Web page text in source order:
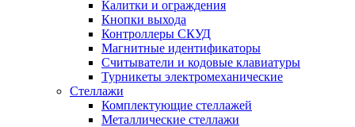
Калитки и ограждения
Кнопки выхода
Контроллеры СКУД
Магнитные идентификаторы
Считыватели и кодовые клавиатуры
Турникеты электромеханические
Стеллажи
Комплектующие стеллажей
Металлические стеллажи